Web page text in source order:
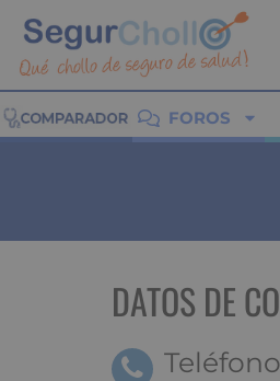
FOROS
DATOS DE